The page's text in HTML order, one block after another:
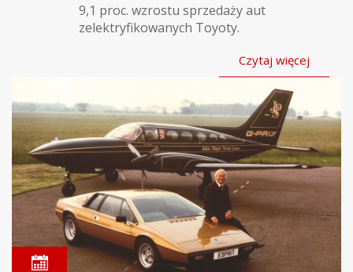
9,1 proc. wzrostu sprzedaży aut
zelektryfikowanych Toyoty.
Czytaj więcej